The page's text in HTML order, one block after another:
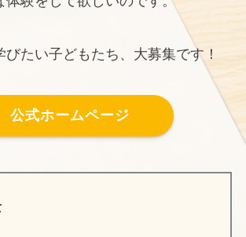
びたい子どもたち、大募集です！
公式ホームページ